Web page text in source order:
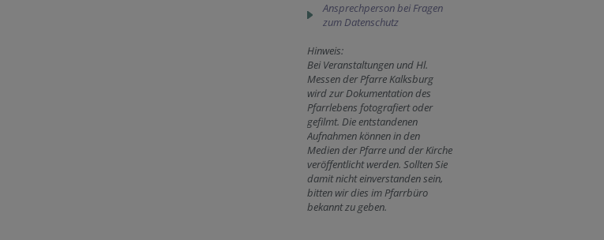
Ansprechperson bei Fragen
zum Datenschutz
Hinweis:
Bei Veranstaltungen und Hl.
Messen der Pfarre Kalksburg
wird zur Dokumentation des
Pfarrlebens fotografiert oder
gefilmt. Die entstandenen
Aufnahmen können in den
Medien der Pfarre und der Kirche
veröffentlicht werden. Sollten Sie
damit nicht einverstanden sein,
bitten wir dies im Pfarrbüro
bekannt zu geben.